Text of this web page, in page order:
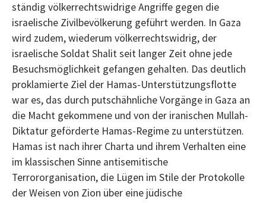
ständig völkerrechtswidrige Angriffe gegen die
israelische Zivilbevölkerung geführt werden. In Gaza
wird zudem, wiederum völkerrechtswidrig, der
israelische Soldat Shalit seit langer Zeit ohne jede
Besuchsmöglichkeit gefangen gehalten. Das deutlich
proklamierte Ziel der Hamas-Unterstützungsflotte
war es, das durch putschähnliche Vorgänge in Gaza an
die Macht gekommene und von der iranischen Mullah-
Diktatur geförderte Hamas-Regime zu unterstützen.
Hamas ist nach ihrer Charta und ihrem Verhalten eine
im klassischen Sinne antisemitische
Terrororganisation, die Lügen im Stile der Protokolle
der Weisen von Zion über eine jüdische